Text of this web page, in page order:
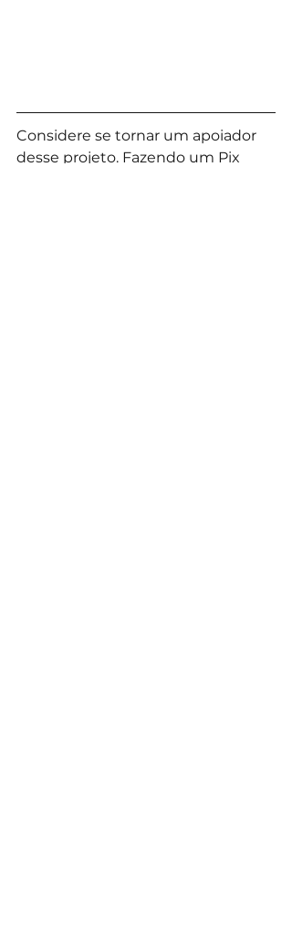
Considere se tornar um apoiador
desse projeto. Fazendo um Pix